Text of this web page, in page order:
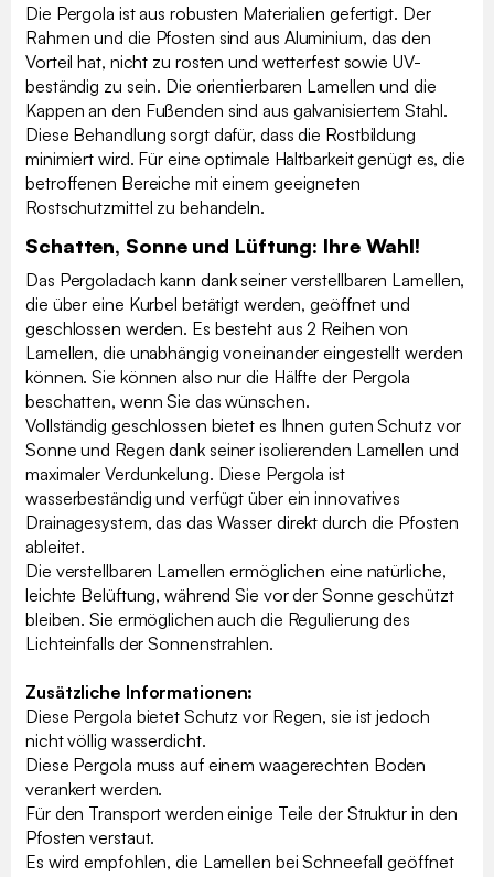
Die Pergola ist aus robusten Materialien gefertigt. Der
Rahmen und die Pfosten sind aus Aluminium, das den
Vorteil hat, nicht zu rosten und wetterfest sowie UV-
beständig zu sein. Die orientierbaren Lamellen und die
Kappen an den Fußenden sind aus galvanisiertem Stahl.
Diese Behandlung sorgt dafür, dass die Rostbildung
minimiert wird. Für eine optimale Haltbarkeit genügt es, die
betroffenen Bereiche mit einem geeigneten
Rostschutzmittel zu behandeln.
Schatten, Sonne und Lüftung: Ihre Wahl!
Das Pergoladach kann dank seiner verstellbaren Lamellen,
die über eine Kurbel betätigt werden, geöffnet und
geschlossen werden. Es besteht aus 2 Reihen von
Lamellen, die unabhängig voneinander eingestellt werden
können. Sie können also nur die Hälfte der Pergola
beschatten, wenn Sie das wünschen.
Vollständig geschlossen bietet es Ihnen guten Schutz vor
Sonne und Regen dank seiner isolierenden Lamellen und
maximaler Verdunkelung. Diese Pergola ist
wasserbeständig und verfügt über ein innovatives
Drainagesystem, das das Wasser direkt durch die Pfosten
ableitet.
Die verstellbaren Lamellen ermöglichen eine natürliche,
leichte Belüftung, während Sie vor der Sonne geschützt
bleiben. Sie ermöglichen auch die Regulierung des
Lichteinfalls der Sonnenstrahlen.
Zusätzliche Informationen:
Diese Pergola bietet Schutz vor Regen, sie ist jedoch
nicht völlig wasserdicht.
Diese Pergola muss auf einem waagerechten Boden
verankert werden.
Für den Transport werden einige Teile der Struktur in den
Pfosten verstaut.
Es wird empfohlen, die Lamellen bei Schneefall geöffnet